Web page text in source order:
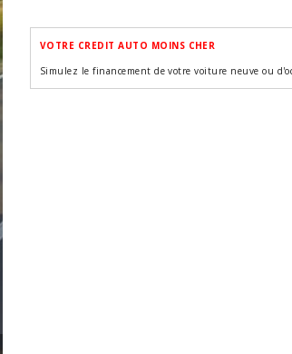
VOTRE CREDIT AUTO MOINS CHER
Simulez le financement de votre voiture neuve ou